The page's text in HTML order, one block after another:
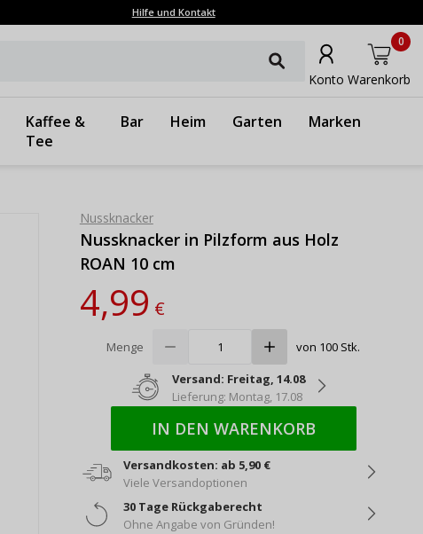
Hilfe und Kontakt
Konto Warenkorb
0
Kaffee &
Tee
Bar Heim Garten Marken
Nussknacker
Nussknacker in Pilzform aus Holz
ROAN 10 cm
4,99€
Menge von 100 Stk.
Versand: Freitag, 14.08
Lieferung: Montag, 17.08
IN DEN WARENKORB
Versandkosten: ab 5,90 €
Viele Versandoptionen
30 Tage Rückgaberecht
Ohne Angabe von Gründen!